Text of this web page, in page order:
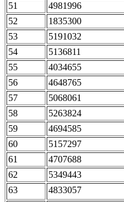
51 4981996
52 1835300
53 5191032
54 5136811
55 4034655
56 4648765
57 5068061
58 5263824
59 4694585
60 5157297
61 4707688
62 5349443
63 4833057